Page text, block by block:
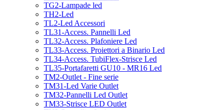
TG2-Lampade led
TH2-Led
TL2-Led Accessori
TL31-Access. Pannelli Led
TL32-Access. Plafoniere Led
TL33-Access. Proiettori a Binario Led
TL34-Access. TubiFlex-Strisce Led
TL35-Portafaretti GU10 - MR16 Led
TM2-Outlet - Fine serie
TM31-Led Varie Outlet
TM32-Pannelli Led Outlet
TM33-Strisce LED Outlet